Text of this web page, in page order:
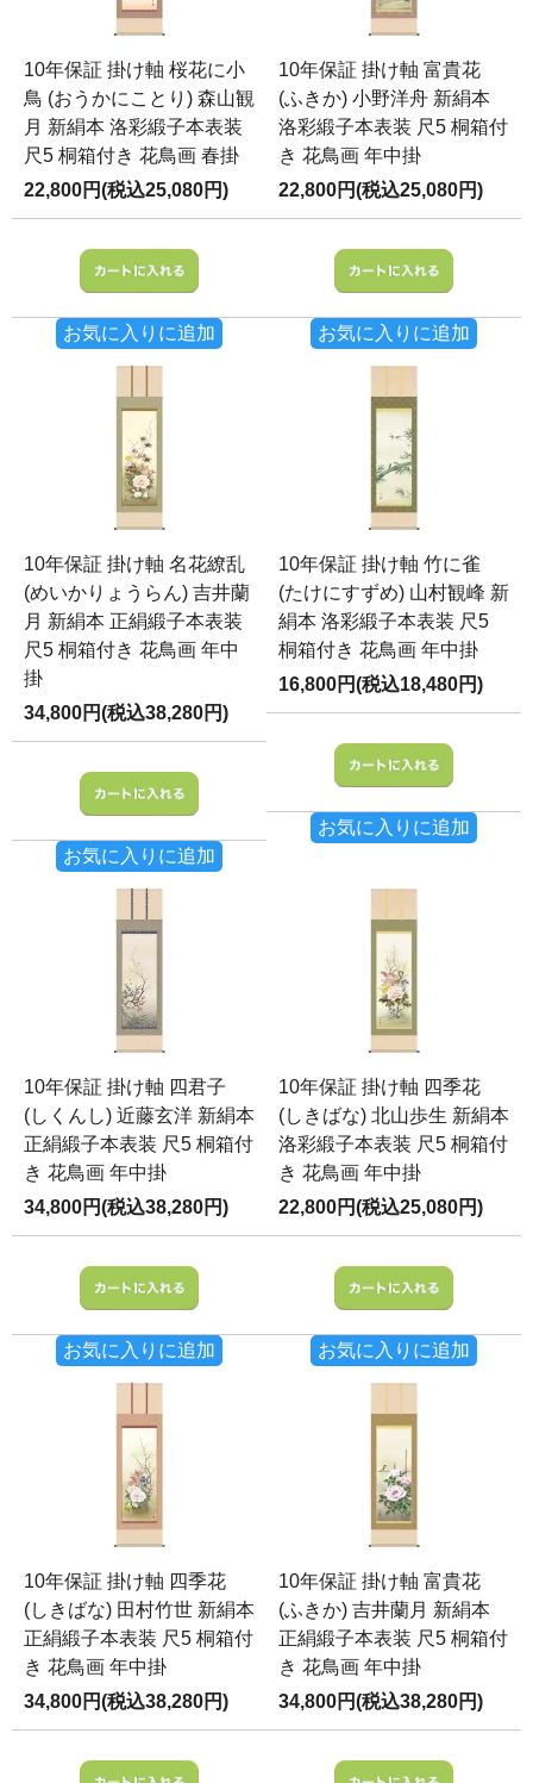
10年保証 掛け軸 桜花に小
鳥 (おうかにことり) 森山観
月 新絹本 洛彩緞子本表装
尺5 桐箱付き 花鳥画 春掛
22,800円(税込25,080円)
お気に入りに追加
10年保証 掛け軸 富貴花
(ふきか) 小野洋舟 新絹本
洛彩緞子本表装 尺5 桐箱付
き 花鳥画 年中掛
22,800円(税込25,080円)
お気に入りに追加
10年保証 掛け軸 名花繚乱
(めいかりょうらん) 吉井蘭
月 新絹本 正絹緞子本表装
尺5 桐箱付き 花鳥画 年中
掛
34,800円(税込38,280円)
お気に入りに追加
10年保証 掛け軸 竹に雀
(たけにすずめ) 山村観峰 新
絹本 洛彩緞子本表装 尺5
桐箱付き 花鳥画 年中掛
16,800円(税込18,480円)
お気に入りに追加
10年保証 掛け軸 四君子
(しくんし) 近藤玄洋 新絹本
正絹緞子本表装 尺5 桐箱付
き 花鳥画 年中掛
34,800円(税込38,280円)
お気に入りに追加
10年保証 掛け軸 四季花
(しきばな) 北山歩生 新絹本
洛彩緞子本表装 尺5 桐箱付
き 花鳥画 年中掛
22,800円(税込25,080円)
お気に入りに追加
10年保証 掛け軸 四季花
(しきばな) 田村竹世 新絹本
正絹緞子本表装 尺5 桐箱付
き 花鳥画 年中掛
34,800円(税込38,280円)
10年保証 掛け軸 富貴花
(ふきか) 吉井蘭月 新絹本
正絹緞子本表装 尺5 桐箱付
き 花鳥画 年中掛
34,800円(税込38,280円)